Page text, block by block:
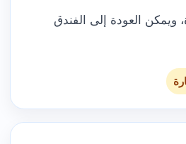
ويمكن العودة إلى الفندق